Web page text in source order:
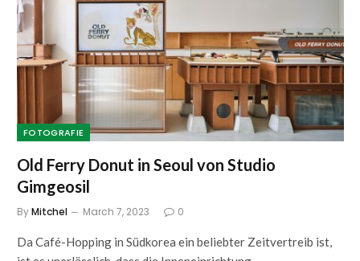
FOTOGRAFIE
Old Ferry Donut in Seoul von Studio
Gimgeosil
ByMitchel March 7, 2023 0
Da Café-Hopping in Südkorea ein beliebter Zeitvertreib ist,